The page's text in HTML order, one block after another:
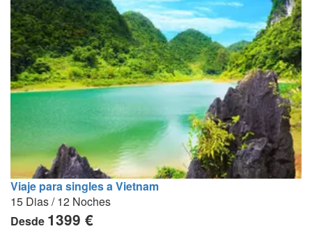
Viaje para singles a Vietnam
15 Dias / 12 Noches
Desde 1399 €